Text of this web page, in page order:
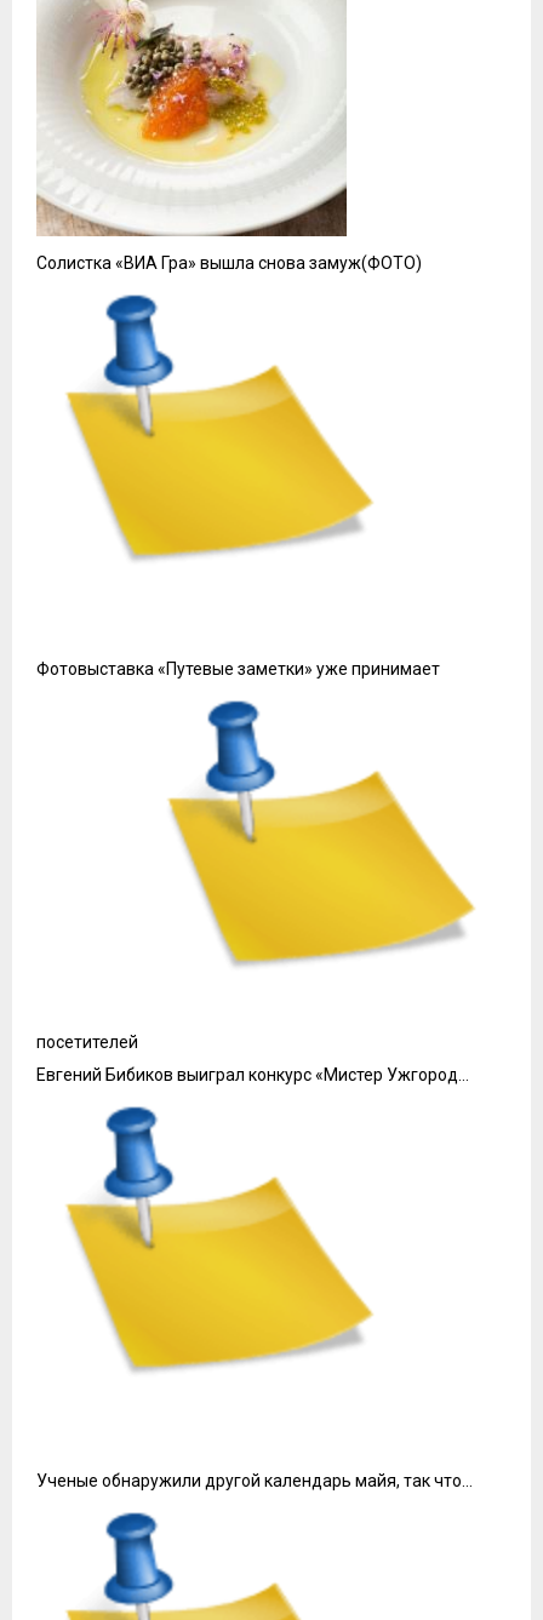
Солистка «ВИА Гра» вышла снова замуж(ФОТО)
Фотовыставка «Путевые заметки» уже принимает
посетителей
Евгений Бибиков выиграл конкурс «Мистер Ужгород…
Ученые обнаружили другой календарь майя, так что…